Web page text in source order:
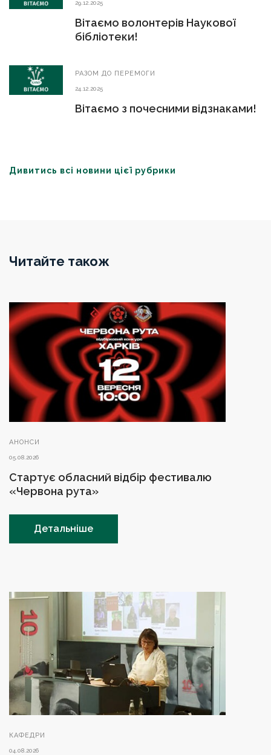
29.12.2025
Вітаємо волонтерів Наукової
бібліотеки!
РАЗОМ ДО ПЕРЕМОГИ
24.12.2025
Вітаємо з почесними відзнаками!
Дивитись всі новини цієї рубрики
Читайте також
АНОНСИ
05.08.2026
Стартує обласний відбір фестивалю
«Червона рута»
Детальніше
КАФЕДРИ
04.08.2026